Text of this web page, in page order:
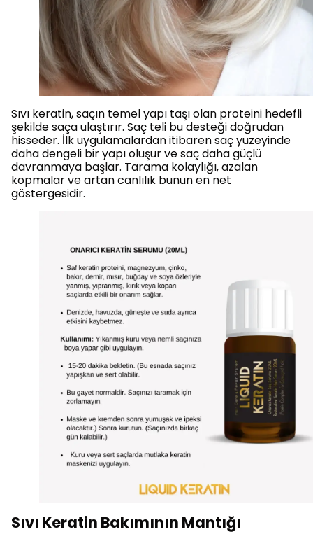
Sıvı keratin, saçın temel yapı taşı olan proteini hedefli
şekilde saça ulaştırır. Saç teli bu desteği doğrudan
hisseder. İlk uygulamalardan itibaren saç yüzeyinde
daha dengeli bir yapı oluşur ve saç daha güçlü
davranmaya başlar. Tarama kolaylığı, azalan
kopmalar ve artan canlılık bunun en net
göstergesidir.
Sıvı Keratin Bakımının Mantığı